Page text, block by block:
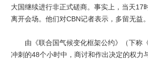
大国继续进行非正式磋商。事实上，当天
离开会场。他们对CBN记者表示，多留无益。
由《联合国气候变化框架公约》（下称
冲刺的48个小时中，商讨和作出决定的权力